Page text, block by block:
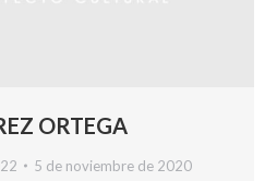
ORTEGA
5 de noviembre de 2020